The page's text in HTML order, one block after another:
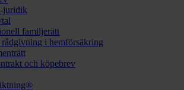
juridik
familjerätt
i hemförsäkring
och köpebrev